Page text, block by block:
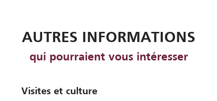
AUTRES INFORMATIONS
qui pourraient vous intéresser
Visites et culture